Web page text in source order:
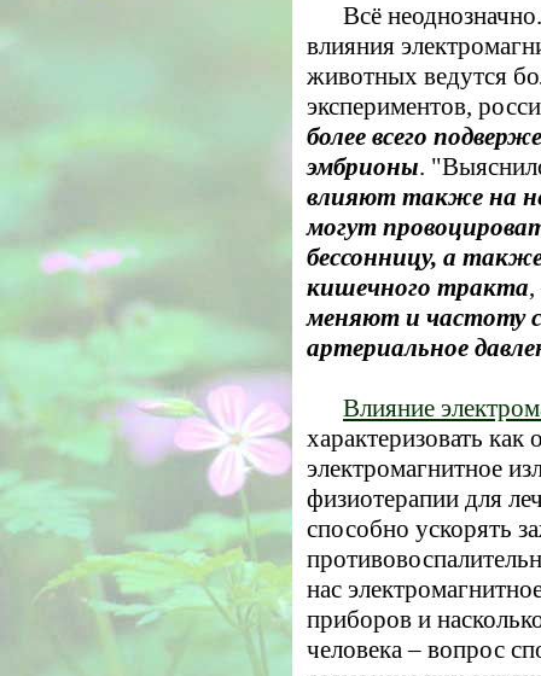
Всё
влияния
животных ведутся
экспериментов,
более всего
эмбрионы.
влияют также на
могут
бессонницу, а
кишечного тракта
меняют и частоту
артериальное
Влияние
характеризовать как
электромагнитное
физиотерапии для
способно ускорять
нас
приборов и
человека – вопрос